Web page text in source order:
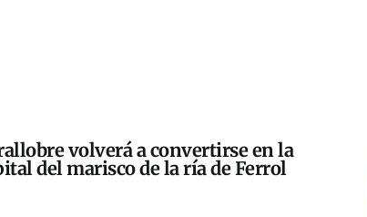
volverá a convertirse en la
del marisco de la ría de Ferrol